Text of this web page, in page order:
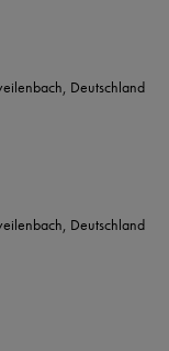
Deutschland
Deutschland